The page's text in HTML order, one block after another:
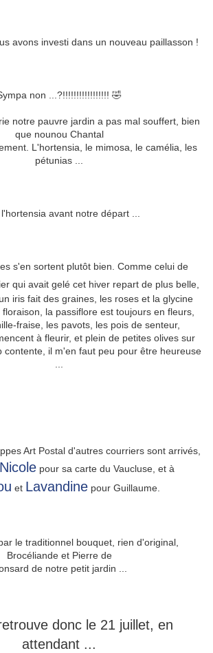
avons investi dans un nouveau paillasson !
non ...?!!!!!!!!!!!!!!!!! 🤣
notre pauvre jardin a pas mal souffert, bien
que nounou Chantal
L'hortensia, le mimosa, le camélia, les
pétunias ...
avant notre départ ...
s'en sortent plutôt bien. Comme celui de
qui avait gelé cet hiver repart de plus belle,
iris fait des graines, les roses et la glycine
la passiflore est toujours en fleurs,
fraise, les pavots, les pois de senteur,
à fleurir, et plein de petites olives sur
contente, il m'en faut peu pour être heureuse
Art Postal d'autres courriers sont arrivés,
Nicolepour sa carte du Vaucluse, et à
et Lavandine pour Guillaume.
le traditionnel bouquet, rien d'original,
Brocéliande et Pierre de
de notre petit jardin ...
donc le 21 juillet, en
attendant ...